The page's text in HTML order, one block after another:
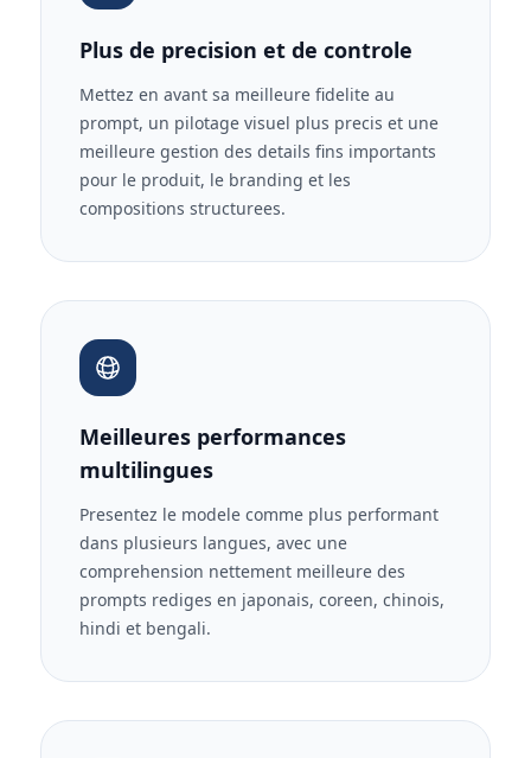
Plus de precision et de controle
Mettez en avant sa meilleure fidelite au
prompt, un pilotage visuel plus precis et une
meilleure gestion des details fins importants
pour le produit, le branding et les
compositions structurees.
Meilleures performances
multilingues
Presentez le modele comme plus performant
dans plusieurs langues, avec une
comprehension nettement meilleure des
prompts rediges en japonais, coreen, chinois,
hindi et bengali.